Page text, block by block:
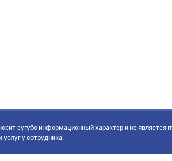
сугубо информационный характер и не является
у сотрудника.